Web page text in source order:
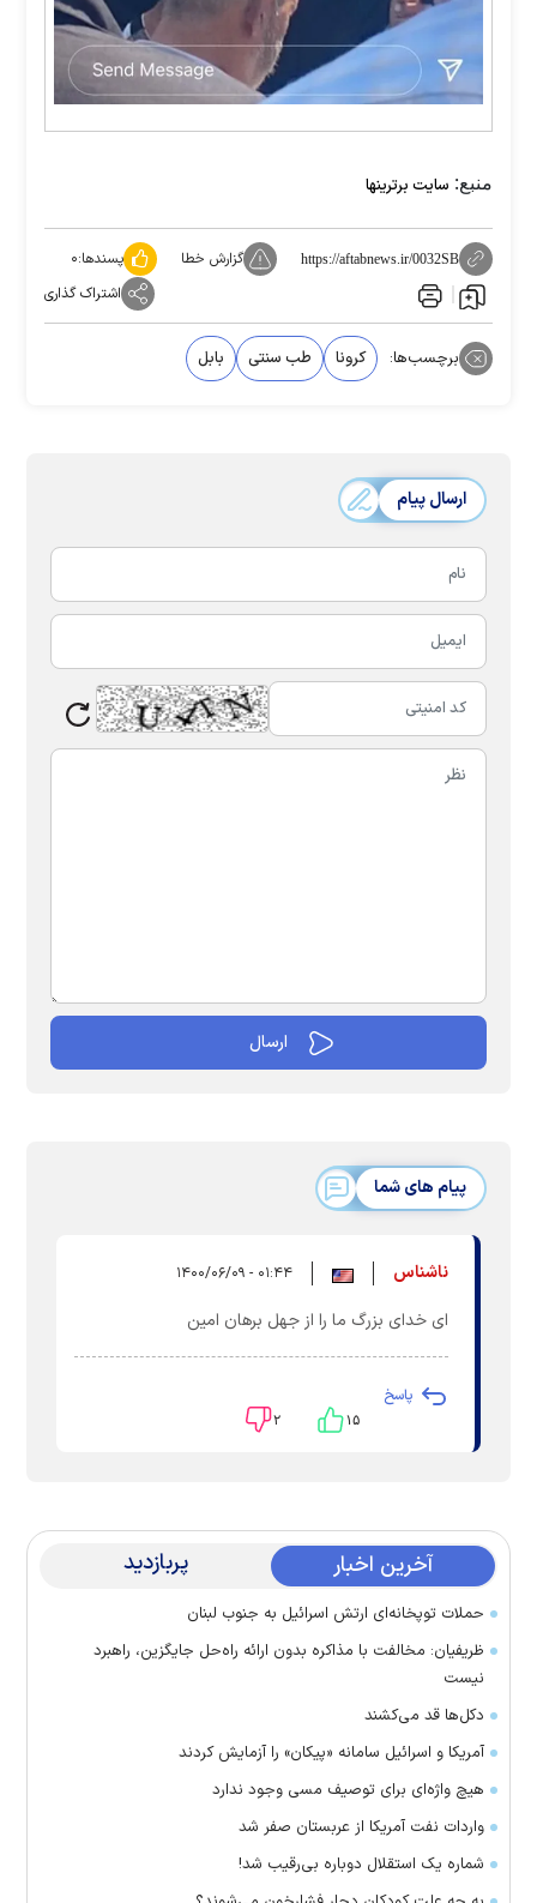
منبع: سایت برترینها
https://aftabnews.ir/0032SB گزارش خطا پسندها:۰
اشتراک گذاری
برچسب‌ها: کرونا طب سنتی بابل
ارسال پیام
پیام های شما
ناشناس ۰۱:۴۴ - ۱۴۰۰/۰۶/۰۹
ای خدای بزرگ ما را از جهل برهان امین
پاسخ
۱۵ ۲
آخرین اخبار پربازدید
حملات توپخانه‌ای ارتش اسرائیل به جنوب لبنان
ظریفیان: مخالفت با مذاکره بدون ارائه راه‌حل جایگزین، راهبرد
نیست
دکل‌ها قد می‌کشند
آمریکا و اسرائیل سامانه «پیکان» را آزمایش کردند
هیچ واژه‌ای برای توصیف مسی وجود ندارد
واردات نفت آمریکا از عربستان صفر شد
شماره یک استقلال دوباره بی‌رقیب شد!